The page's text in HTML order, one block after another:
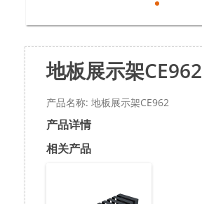
地板展示架CE962
产品名称: 地板展示架CE962
产品详情
相关产品